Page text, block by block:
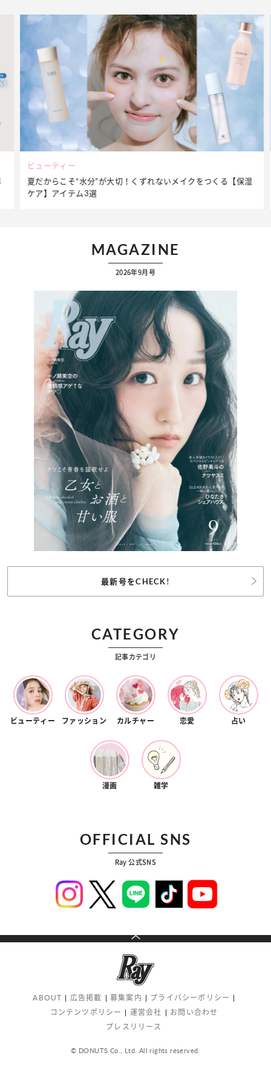
ビューティー
夏だからこそ“水分”が大切！くずれないメイクをつくる【保湿
ケア】アイテム3選
MAGAZINE
2026年9月号
最新号をCHECK!
CATEGORY
記事カテゴリ
ビューティー ファッション カルチャー 恋愛 占い
漫画 雑学
OFFICIAL SNS
Ray 公式SNS
ABOUT 広告掲載 募集案内
プライバシーポリシー
コンテンツポリシー
運営会社
お問い合わせ
プレスリリース
© DONUTS Co., Ltd. All rights reserved.